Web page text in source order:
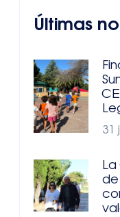
Últimas
31
La
de